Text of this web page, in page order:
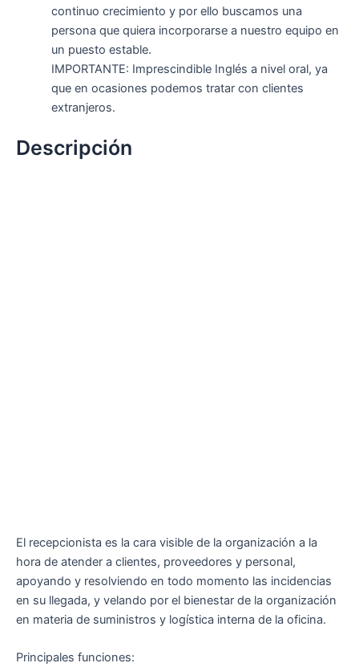
continuo crecimiento y por ello buscamos una
persona que quiera incorporarse a nuestro equipo en
un puesto estable.
IMPORTANTE: Imprescindible Inglés a nivel oral, ya
que en ocasiones podemos tratar con clientes
extranjeros.
Descripción
El recepcionista es la cara visible de la organización a la
hora de atender a clientes, proveedores y personal,
apoyando y resolviendo en todo momento las incidencias
en su llegada, y velando por el bienestar de la organización
en materia de suministros y logística interna de la oficina.
Principales funciones: